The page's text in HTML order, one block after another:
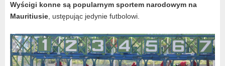
Wyścigi konne są popularnym sportem narodowym na
Mauritiusie , ustępując jedynie futbolowi.